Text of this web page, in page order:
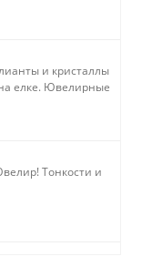
и кристаллы
елке. Ювелирные
Тонкости и